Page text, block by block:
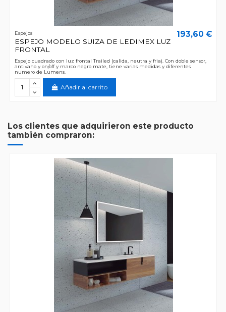
Espejos
ESPEJO MODELO SUIZA DE LEDIMEX LUZ
FRONTAL
193,60 €
Espejo cuadrado con luz frontal Trailed (calida, neutra y fria). Con doble sensor,
antivaho y on/off y marco negro mate, tiene varias medidas y diferentes
numero de Lumens.
Añadir al carrito
Los clientes que adquirieron este producto
también compraron: